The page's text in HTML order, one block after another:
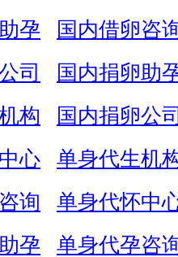
孕
国内借卵咨
司
国内捐卵助
构
国内捐卵公司
心
单身代生机
询
单身代怀中
孕
单身代孕咨